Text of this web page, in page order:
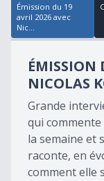
Émission du 19
avril 2026 avec
Nic...
ÉMISSION
NICOLAS
Grande
qui
la semaine et
raconte, en
comment elle